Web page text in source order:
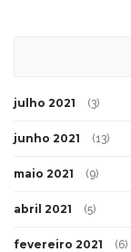
julho 2021 (3)
junho 2021 (13)
maio 2021 (9)
abril 2021 (5)
fevereiro 2021 (6)